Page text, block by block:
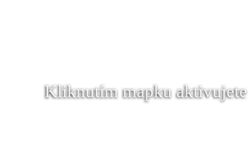
Kliknutím mapku aktivujete